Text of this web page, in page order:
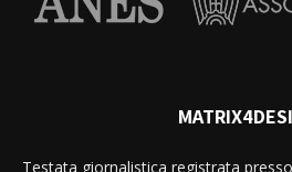
Testata giornalistica registrata